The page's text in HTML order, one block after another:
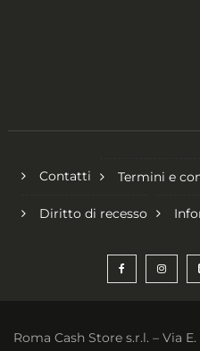
Contatti Termini e
Diritto di recesso
Roma Cash Store s.r.l. – Via